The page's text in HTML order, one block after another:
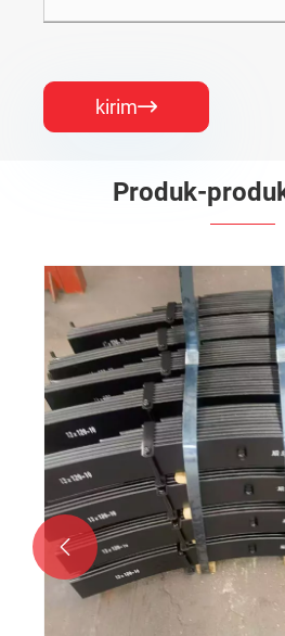
kirim
Produk-
